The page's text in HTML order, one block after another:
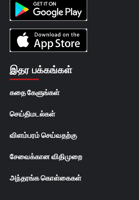
இதர பக்கங்கள்
கதை கேளுங்கள்
செய்திமடல்கள்
விளம்பரம் செய்வதற்கு
சேவைக்கான விதிமுறை
அந்தரங்க கொள்கைகள்